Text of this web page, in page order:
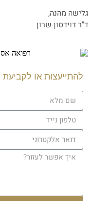
גלישה מהנה,
ד"ר דוידסון שרון
להתייעצות או